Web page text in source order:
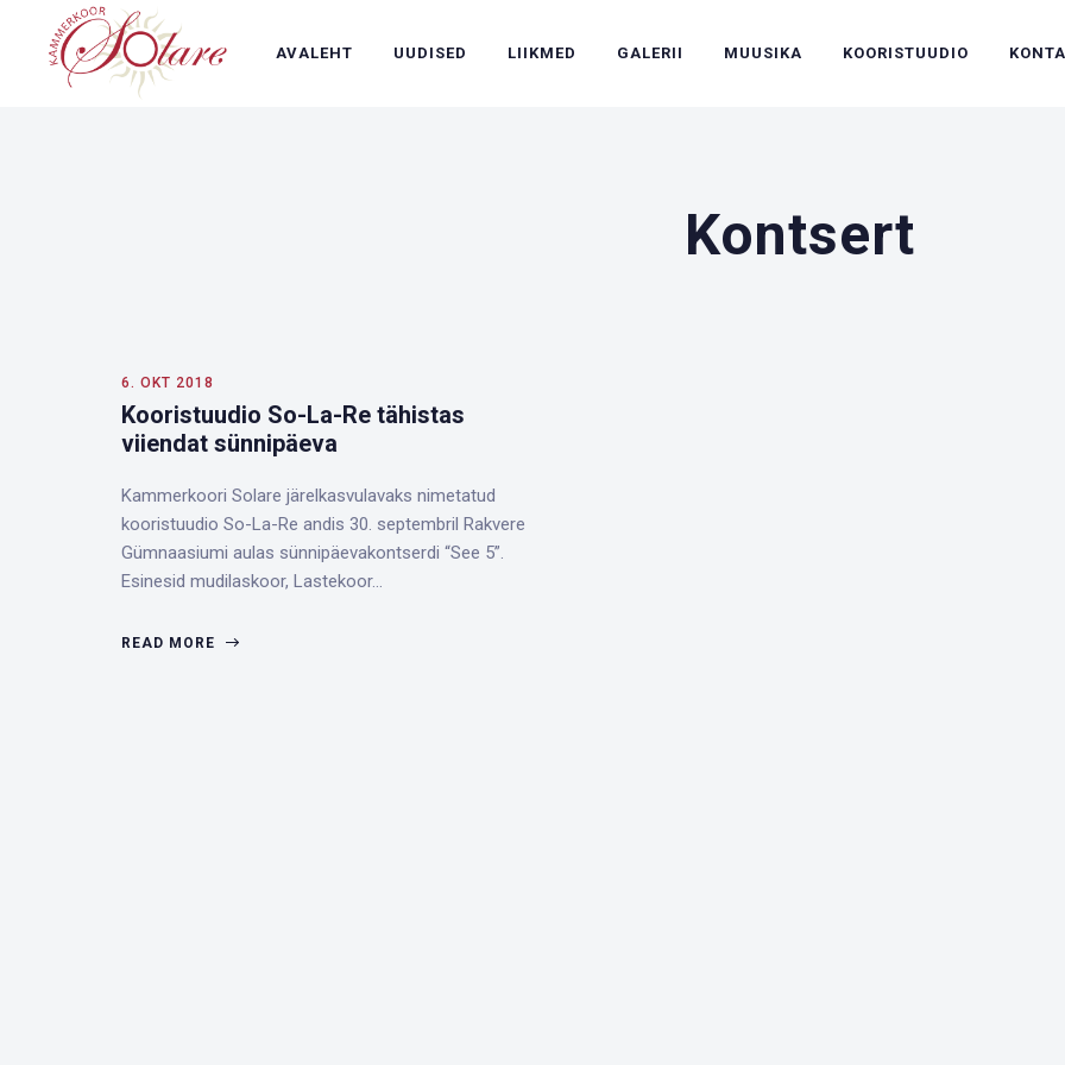
AVALEHT UUDISED LIIKMED GALERII MUUSIKA KOORISTUUDIO
Kontsert
6. OKT 2018
Kooristuudio So-La-Re tähistas
viiendat sünnipäeva
Kammerkoori Solare järelkasvulavaks nimetatud
kooristuudio So-La-Re andis 30. septembril Rakvere
Gümnaasiumi aulas sünnipäevakontserdi “See 5”.
Esinesid mudilaskoor, Lastekoor…
READ MORE